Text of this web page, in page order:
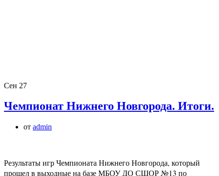
Сен 27
Чемпионат Нижнего Новгорода. Итоги.
от admin
Результаты игр Чемпионата Нижнего Новгорода, который
прошел в выходные на базе МБОУ ДО СШОР №13 по